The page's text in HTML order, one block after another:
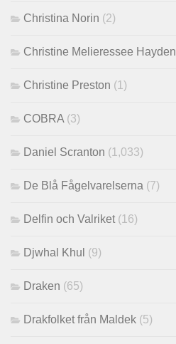
Christina Norin (2)
Christine Melieressee Hayden
Christine Preston (1)
COBRA (3)
Daniel Scranton (1,033)
De Blå Fågelvarelserna (7)
Delfin och Valriket (16)
Djwhal Khul (9)
Draken (65)
Drakfolket från Maldek (5)